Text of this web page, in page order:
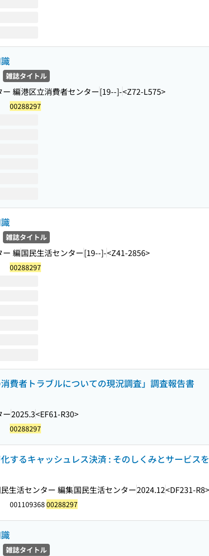
雑誌タイトル
ー 編港区立消費者センター[19--]-<Z72-L575>
00288297
雑誌タイトル
ー 編国民生活センター[19--]-<Z41-2856>
00288297
消費者トラブルについての現況調査」調査報告書
ー2025.3<EF61-R30>
00288297
するキャッシュレス決済 : そのしくみとサービス
生活センター 編集国民生活センター2024.12<DF231-R8>
001109368 00288297
雑誌タイトル